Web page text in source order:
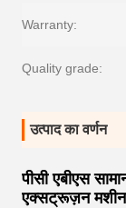
Warranty:
Quality grade:
उत्पाद का वर्णन
पीसी एबीएस
एक्सट्रूज़न मशीन